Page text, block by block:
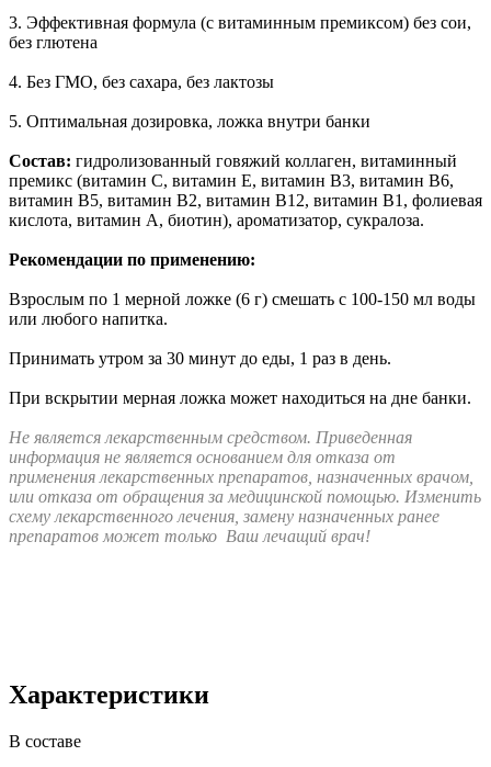
3. Эффективная формула (с витаминным премиксом) без сои,
без глютена
4. Без ГМО, без сахара, без лактозы
5. Оптимальная дозировка, ложка внутри банки
Состав: гидролизованный говяжий коллаген, витаминный
премикс (витамин С, витамин Е, витамин В3, витамин В6,
витамин В5, витамин В2, витамин В12, витамин В1, фолиевая
кислота, витамин А, биотин), ароматизатор, сукралоза.
Рекомендации по применению:
Взрослым по 1 мерной ложке (6 г) смешать с 100-150 мл воды
или любого напитка.
Принимать утром за 30 минут до еды, 1 раз в день.
При вскрытии мерная ложка может находиться на дне банки.
Не является лекарственным средством. Приведенная
информация не является основанием для отказа от
применения лекарственных препаратов, назначенных врачом,
или отказа от обращения за медицинской помощью. Изменить
схему лекарственного лечения, замену назначенных ранее
препаратов может только Ваш лечащий врач!
Характеристики
В составе